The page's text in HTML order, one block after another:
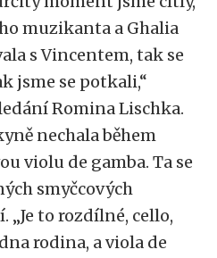
muzikanta a Ghalia
s Vincentem, tak se
jsme se potkali,“
Romina Lischka.
nechala během
violu de gamba. Ta se
smyčcových
to rozdílné, cello,
rodina, a viola de